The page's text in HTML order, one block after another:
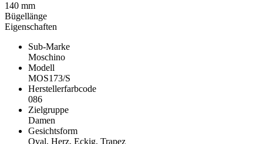
Eigenschaften
Sub-Marke
Moschino
Modell
MOS173/S
Herstellerfarbcode
086
Zielgruppe
Damen
Gesichtsform
Oval, Herz, Eckig, Trapez
140 mm
Bügellänge